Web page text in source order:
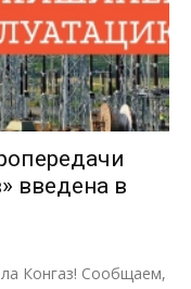
введена в
Конгаз! Сообщаем,